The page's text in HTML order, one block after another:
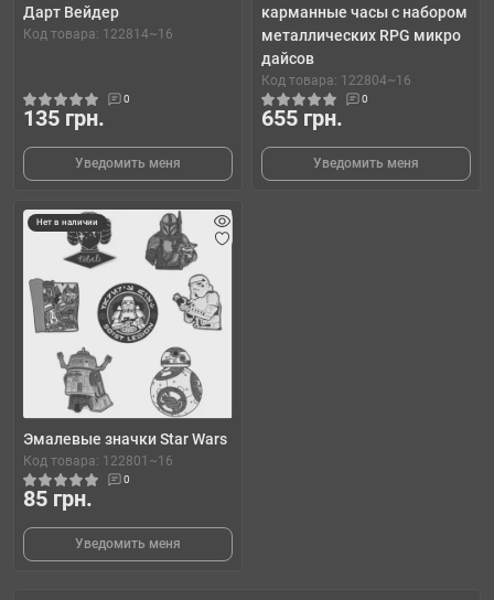
Дарт Вейдер
Код товара: 122814~16
0
135 грн.
Уведомить меня
карманные часы с набором
металлических RPG микро
дайсов
Код товара: 122804~16
0
655 грн.
Уведомить меня
Нет в наличии
Эмалевые значки Star Wars
Код товара: 122801~16
0
85 грн.
Уведомить меня